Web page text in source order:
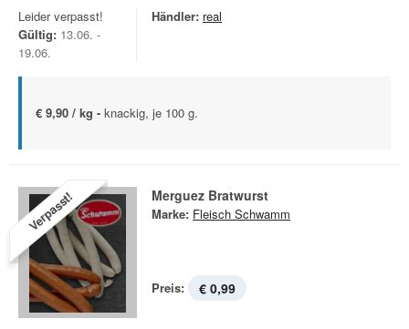
Leider verpasst!
Gültig: 13.06. -
19.06.
Händler: real
€ 9,90 / kg - knackig, je 100 g.
Verpasst! Merguez Bratwurst
Marke: Fleisch Schwamm
Preis: € 0,99